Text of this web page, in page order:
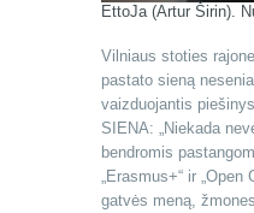
EttoJa (Artur Širin).
Vilniaus stoties
pastato sieną
vaizduojantis
SIENA: „Niekada
bendromis
„Erasmus+“ ir „Open
gatvės meną,